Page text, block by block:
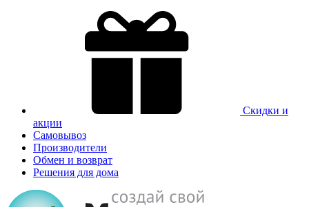
Скидки и
акции
Самовывоз
Производители
Обмен и возврат
Решения для дома